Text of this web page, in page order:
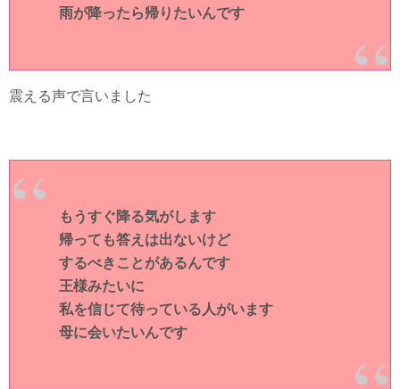
雨が降ったら帰りたいんです
震える声で言いました
もうすぐ降る気がします
帰っても答えは出ないけど
するべきことがあるんです
王様みたいに
私を信じて待っている人がいます
母に会いたいんです